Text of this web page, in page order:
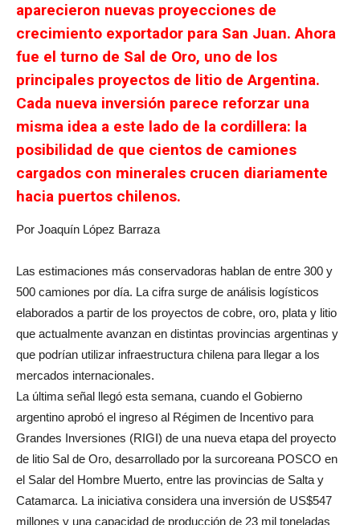
aparecieron nuevas proyecciones de
crecimiento exportador para San Juan. Ahora
fue el turno de Sal de Oro, uno de los
principales proyectos de litio de Argentina.
Cada nueva inversión parece reforzar una
misma idea a este lado de la cordillera: la
posibilidad de que cientos de camiones
cargados con minerales crucen diariamente
hacia puertos chilenos.
Por Joaquín López Barraza
Las estimaciones más conservadoras hablan de entre 300 y
500 camiones por día. La cifra surge de análisis logísticos
elaborados a partir de los proyectos de cobre, oro, plata y litio
que actualmente avanzan en distintas provincias argentinas y
que podrían utilizar infraestructura chilena para llegar a los
mercados internacionales.
La última señal llegó esta semana, cuando el Gobierno
argentino aprobó el ingreso al Régimen de Incentivo para
Grandes Inversiones (RIGI) de una nueva etapa del proyecto
de litio Sal de Oro, desarrollado por la surcoreana POSCO en
el Salar del Hombre Muerto, entre las provincias de Salta y
Catamarca. La iniciativa considera una inversión de US$547
millones y una capacidad de producción de 23 mil toneladas